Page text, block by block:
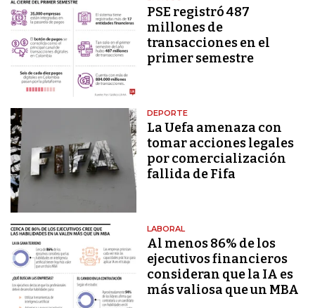
PSE registró 487
millones de
transacciones en el
primer semestre
DEPORTE
La Uefa amenaza con
tomar acciones legales
por comercialización
fallida de Fifa
LABORAL
Al menos 86% de los
ejecutivos financieros
consideran que la IA es
más valiosa que un MBA